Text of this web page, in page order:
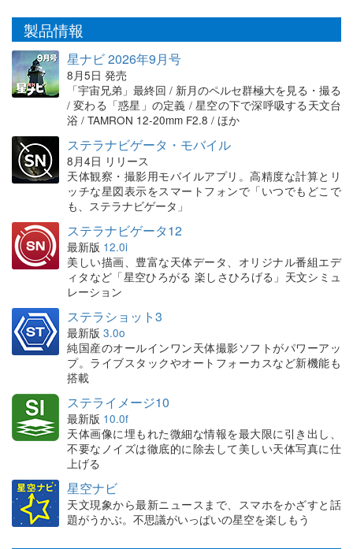
製品情報
星ナビ 2026年9月号
8月5日 発売
「宇宙兄弟」最終回 / 新月のペルセ群極大を見る・撮る
/ 変わる「惑星」の定義 / 星空の下で深呼吸する天文台
浴 / TAMRON 12-20mm F2.8 / ほか
ステラナビゲータ・モバイル
8月4日 リリース
天体観察・撮影用モバイルアプリ。高精度な計算とリ
ッチな星図表示をスマートフォンで「いつでもどこで
も、ステラナビゲータ」
ステラナビゲータ12
最新版 12.0i
美しい描画、豊富な天体データ、オリジナル番組エデ
ィタなど「星空ひろがる 楽しさひろげる」天文シミュ
レーション
ステラショット3
最新版 3.0o
純国産のオールインワン天体撮影ソフトがパワーアッ
プ。ライブスタックやオートフォーカスなど新機能も
搭載
ステライメージ10
最新版 10.0f
天体画像に埋もれた微細な情報を最大限に引き出し、
不要なノイズは徹底的に除去して美しい天体写真に仕
上げる
星空ナビ
天文現象から最新ニュースまで、スマホをかざすと話
題がうかぶ。不思議がいっぱいの星空を楽しもう